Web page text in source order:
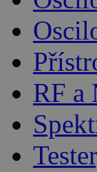
RF a